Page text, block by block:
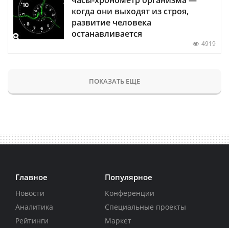
когда они выходят из строя,
развитие человека
останавливается
4919
ПОКАЗАТЬ ЕЩЕ
Главное
Новости
Аналитика
Рейтинги
Популярное
Конференции
Специальные проекты
Маркет